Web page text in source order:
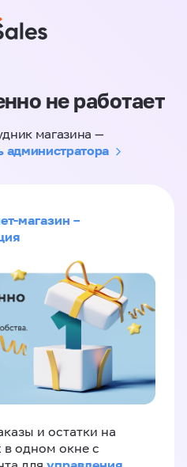
не работает
магазина —
администратора
магазин –
и остатки на
в одном окне с